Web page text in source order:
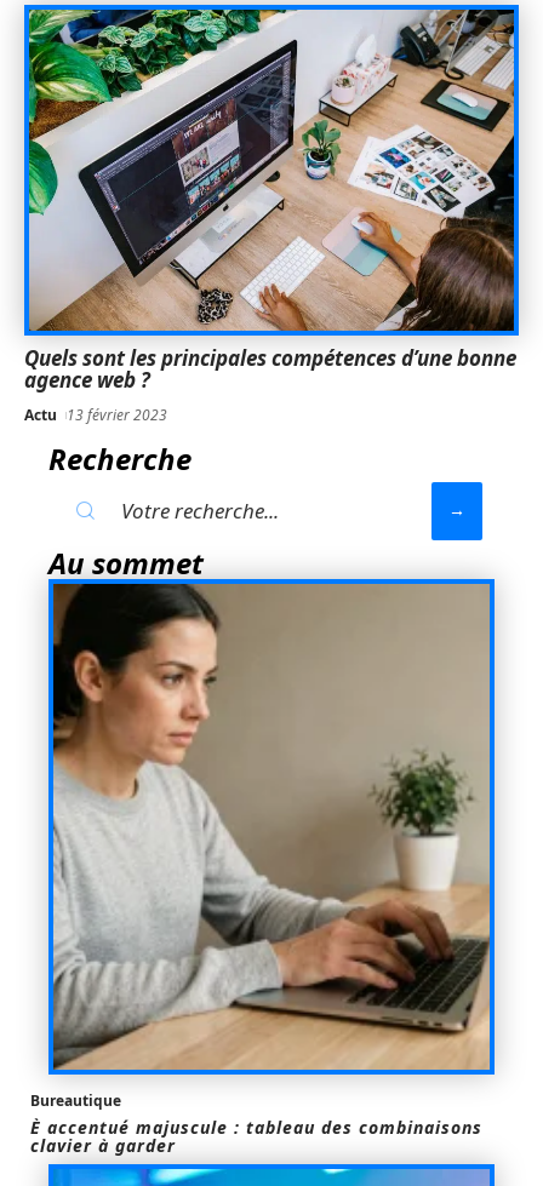
Quels sont les principales compétences d’une bonne
agence web ?
Actu 13 février 2023
Recherche
Au sommet
Bureautique
È accentué majuscule : tableau des combinaisons
clavier à garder